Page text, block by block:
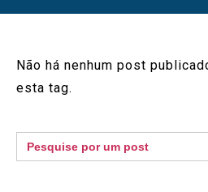
Não há nenhum post
esta tag.
Search
for: